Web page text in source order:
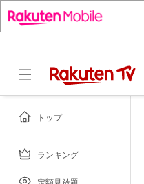
トップ
ランキング